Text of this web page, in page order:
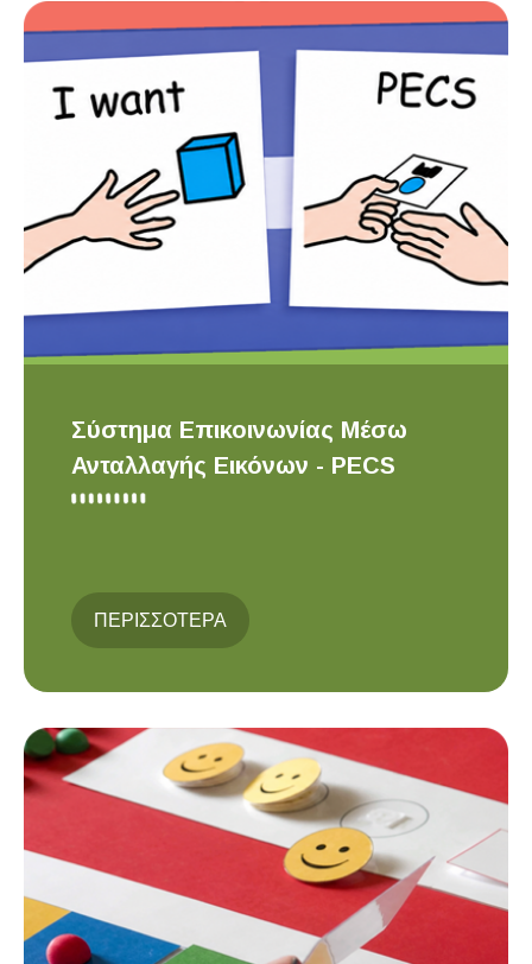
Σύστημα Επικοινωνίας Μέσω
Ανταλλαγής Εικόνων - PECS
ΠΕΡΙΣΣΟΤΕΡΑ